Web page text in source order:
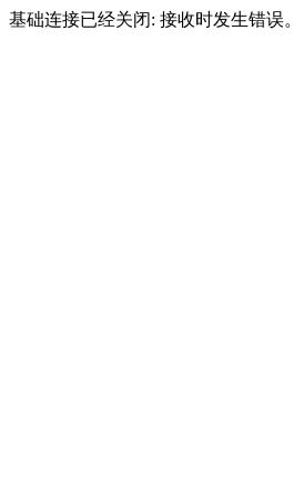
基础连接已经关闭: 接收时发生错误。